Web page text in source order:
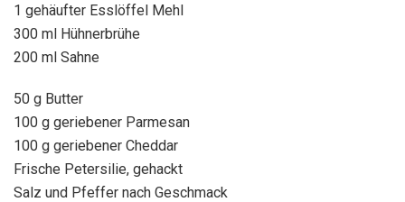
1 gehäufter Esslöffel Mehl
300 ml Hühnerbrühe
200 ml Sahne
50 g Butter
100 g geriebener Parmesan
100 g geriebener Cheddar
Frische Petersilie, gehackt
Salz und Pfeffer nach Geschmack